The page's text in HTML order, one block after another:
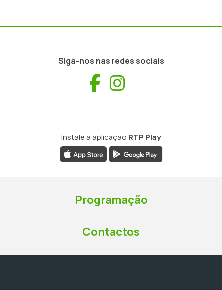
Siga-nos nas redes sociais
Facebook
Instale a aplicação RTP Play
Programação
Contactos